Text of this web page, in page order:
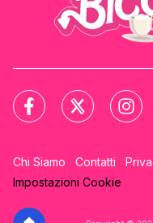
Chi Siamo Contatti
Impostazioni Cookie